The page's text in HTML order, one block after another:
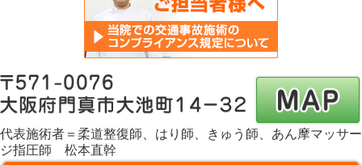
代表施術者＝柔道整復師、はり師、きゅう師、あん摩マッサー
ジ指圧師 松本直幹